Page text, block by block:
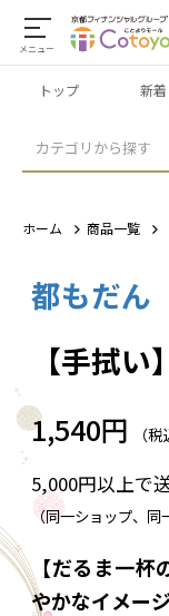
メニュー
カテゴリから探す
トップ 新着
ホーム 商品一覧
都もだん
【手拭い
1,540円 （税
5,000円以上で
（同一ショップ、同
【だるま一杯
やかなイメー